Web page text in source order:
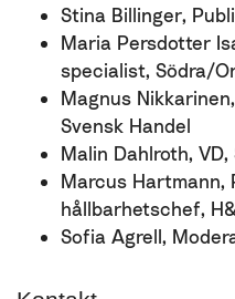
Stina Billinger,
Maria Persdotter
specialist, Södra/
Magnus
Svensk Handel
Malin Dahlroth, VD,
Marcus
hållbarhetschef,
Sofia Agrell,